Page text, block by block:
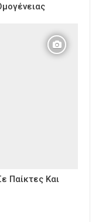
Παίκτες Και